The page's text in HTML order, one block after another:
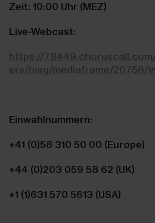
Zeit: 10:00 Uhr (MEZ)
Live-Webcast:
https://
ers/hiag/mediaframe/20756/
Einwahlnummern:
+41 (0)58 310 50 00 (Europe)
+44 (0)203 059 58 62 (UK)
+1 (1)631 570 5613 (USA)